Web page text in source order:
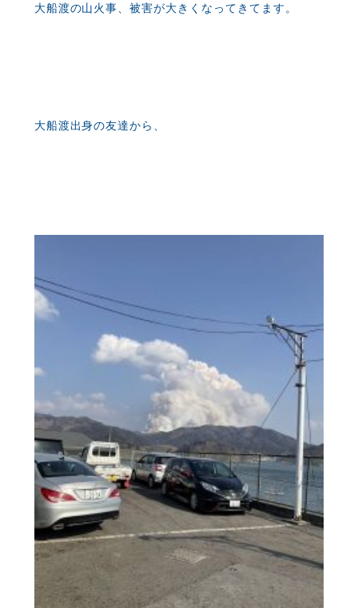
大船渡の山火事、被害が大きくなってきてます。
大船渡出身の友達から、